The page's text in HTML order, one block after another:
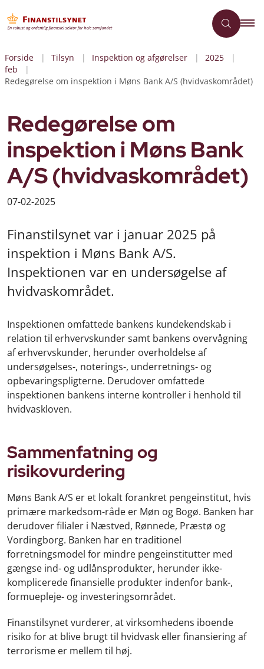
Forside Tilsyn Inspektion og afgørelser
2025
feb
Redegørelse om inspektion i Møns Bank A/S (hvidvaskområdet)
Redegørelse om
inspektion i Møns Bank
A/S (hvidvaskområdet)
07-02-2025
Finanstilsynet var i januar 2025 på
inspektion i Møns Bank A/S.
Inspektionen var en undersøgelse af
hvidvaskområdet.
Inspektionen omfattede bankens kundekendskab i
relation til erhvervskunder samt bankens overvågning
af erhvervskunder, herunder overholdelse af
undersøgelses-, noterings-, underretnings- og
opbevaringspligterne. Derudover omfattede
inspektionen bankens interne kontroller i henhold til
hvidvaskloven.
Sammenfatning og
risikovurdering
Møns Bank A/S er et lokalt forankret pengeinstitut, hvis
primære markedsom-råde er Møn og Bogø. Banken har
derudover filialer i Næstved, Rønnede, Præstø og
Vordingborg. Banken har en traditionel
forretningsmodel for mindre pengeinstitutter med
gængse ind- og udlånsprodukter, herunder ikke-
komplicerede finansielle produkter indenfor bank-,
formuepleje- og investeringsområdet.
Finanstilsynet vurderer, at virksomhedens iboende
risiko for at blive brugt til hvidvask eller finansiering af
terrorisme er mellem til høj.